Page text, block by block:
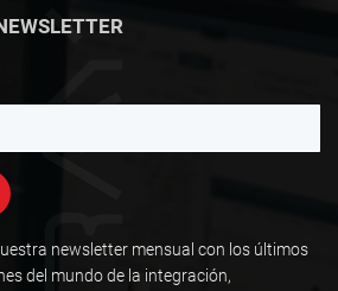
newsletter mensual con los últimos
del mundo de la integración,